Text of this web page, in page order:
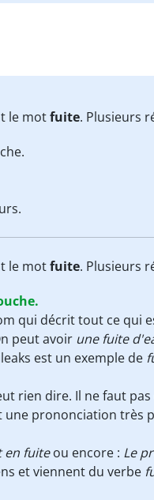
le motfuite. Plusieurs
le motfuite. Plusieurs
qui décrit tout ce qui
peut avoir une fuite
est un exemple de
rien dire. Il ne faut
prononciation très
en fuiteou encore : Le
et viennent du verbe